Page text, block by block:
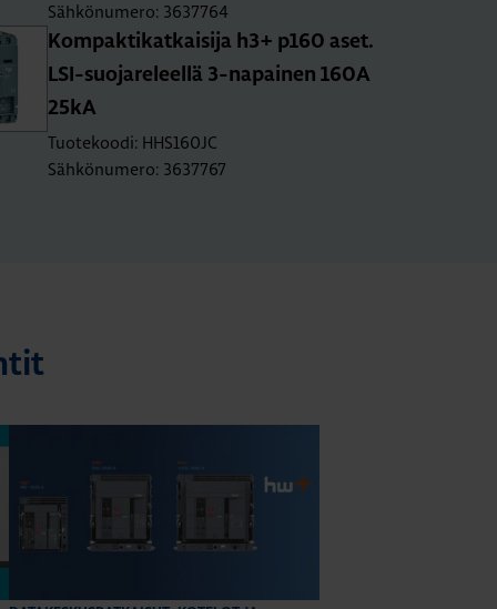
Sähkönumero: 3637764
Kom­pak­ti­kat­kai­si­ja h3+ p160 aset.
LSI-suo­ja­re­leel­lä 3-na­pai­nen 160A
25kA
Tuotekoodi: HHS160JC
Sähkönumero: 3637767